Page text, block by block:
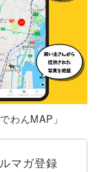
わんMAP」
マガ登録